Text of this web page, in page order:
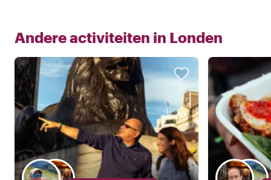
Andere activiteiten in Londen